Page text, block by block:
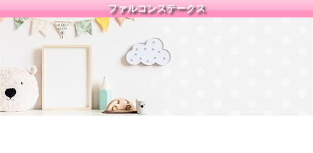
ファルコンステークス